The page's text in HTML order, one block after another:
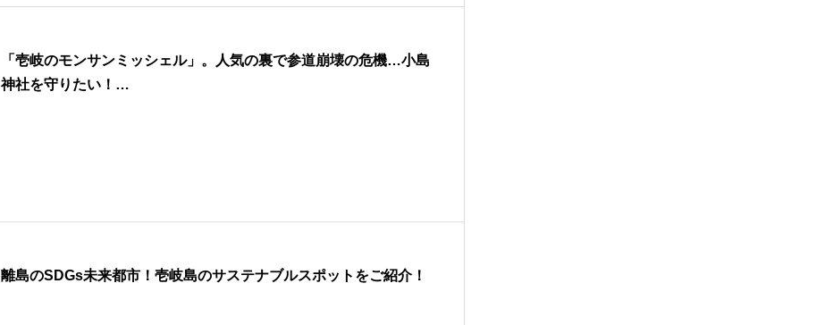
「壱岐のモンサンミッシェル」。人気の裏で参道崩壊の危機…小島
神社を守りたい！…
離島のSDGs未来都市！壱岐島のサステナブルスポットをご紹介！